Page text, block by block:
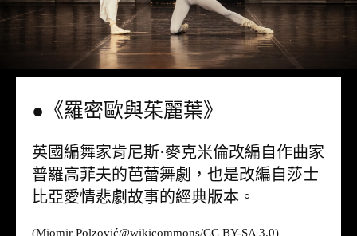
●《羅密歐與茱麗葉》
英國編舞家肯尼斯·麥克米倫改編自作曲家
普羅高菲夫的芭蕾舞劇，也是改編自莎士
比亞愛情悲劇故事的經典版本。
(Miomir Polzović@wikicommons/CC BY-SA 3.0)